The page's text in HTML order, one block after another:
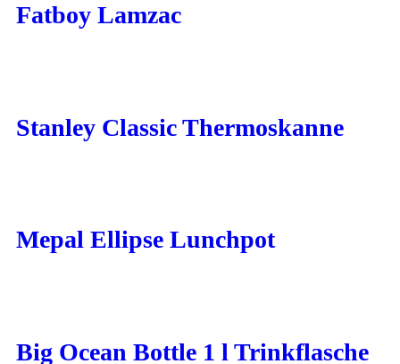
Fatboy Lamzac
Stanley Classic Thermoskanne
Mepal Ellipse Lunchpot
Big Ocean Bottle 1 l Trinkflasche